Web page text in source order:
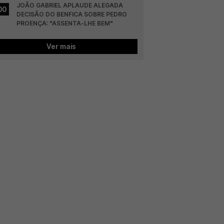
JOÃO GABRIEL APLAUDE ALEGADA
DECISÃO DO BENFICA SOBRE PEDRO
PROENÇA: "ASSENTA-LHE BEM"
Ver mais